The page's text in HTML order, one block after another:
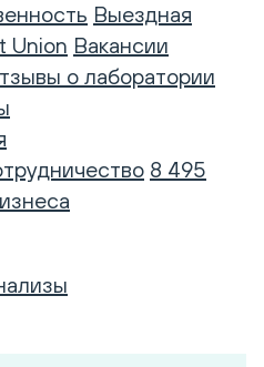
Выездная
Union Вакансии
о лаборатории
8 495